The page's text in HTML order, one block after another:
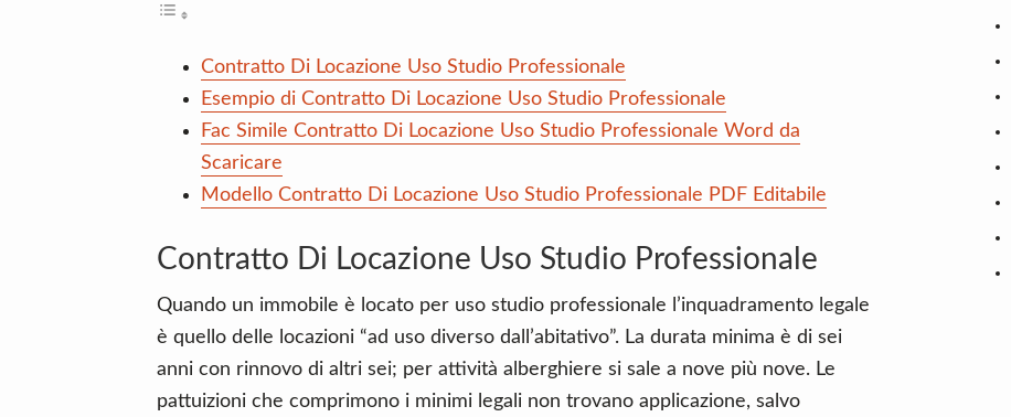
Contratto Di Locazione Uso Studio Professionale
Esempio di Contratto Di Locazione Uso Studio Professionale
Fac Simile Contratto Di Locazione Uso Studio Professionale Word da
Scaricare
Modello Contratto Di Locazione Uso Studio Professionale PDF Editabile
Contratto Di Locazione Uso Studio Professionale
Quando un immobile è locato per uso studio professionale l’inquadramento legale
è quello delle locazioni “ad uso diverso dall’abitativo”. La durata minima è di sei
anni con rinnovo di altri sei; per attività alberghiere si sale a nove più nove. Le
pattuizioni che comprimono i minimi legali non trovano applicazione, salvo